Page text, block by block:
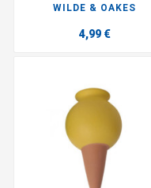
WILDE & OAKES
4,99 €